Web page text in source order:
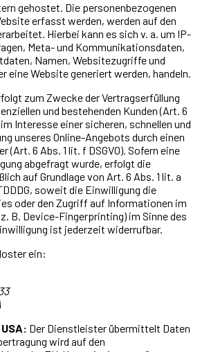
gehostet. Die personenbezogenen
erfasst werden, werden auf den
Hierbei kann es sich v. a. um IP-
Meta- und Kommunikationsdaten,
Namen, Websitezugriffe und
eine Website generiert werden, handeln.
zum Zwecke der Vertragserfüllung
und bestehenden Kunden (Art. 6
im Interesse einer sicheren, schnellen und
unseres Online-Angebots durch einen
(Art. 6 Abs. 1 lit. f DSGVO). Sofern eine
abgefragt wurde, erfolgt die
auf Grundlage von Art. 6 Abs. 1 lit. a
soweit die Einwilligung die
oder den Zugriff auf Informationen im
B. Device-Fingerprinting) im Sinne des
ist jederzeit widerrufbar.
ein:
Der Dienstleister übermittelt Daten
wird auf den